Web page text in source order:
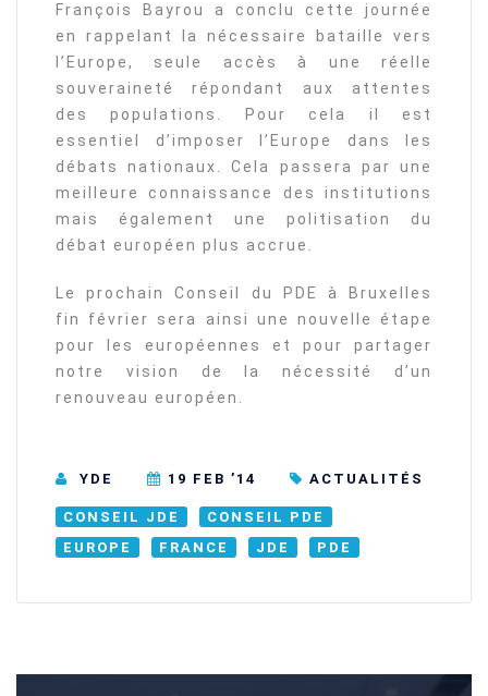
François Bayrou a conclu cette journée
en rappelant la nécessaire bataille vers
l’Europe, seule accès à une réelle
souveraineté répondant aux attentes
des populations. Pour cela il est
essentiel d’imposer l’Europe dans les
débats nationaux. Cela passera par une
meilleure connaissance des institutions
mais également une politisation du
débat européen plus accrue.
Le prochain Conseil du PDE à Bruxelles
fin février sera ainsi une nouvelle étape
pour les européennes et pour partager
notre vision de la nécessité d’un
renouveau européen.
YDE 19 FEB ’14 ACTUALITÉS
CONSEIL JDE
CONSEIL PDE
EUROPE
FRANCE JDE PDE